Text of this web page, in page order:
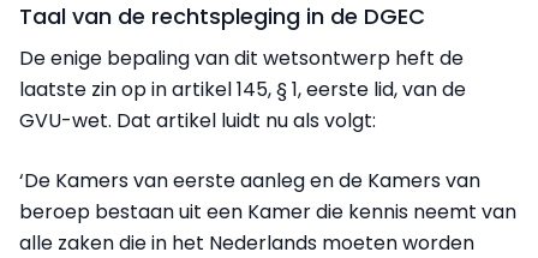
Taal van de rechtspleging in de DGEC
De enige bepaling van dit wetsontwerp heft de
laatste zin op in artikel 145, § 1, eerste lid, van de
GVU-wet. Dat artikel luidt nu als volgt:
‘De Kamers van eerste aanleg en de Kamers van
beroep bestaan uit een Kamer die kennis neemt van
alle zaken die in het Nederlands moeten worden